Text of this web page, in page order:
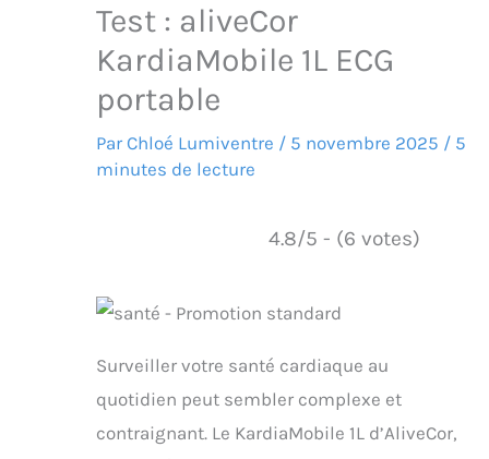
Test : aliveCor
KardiaMobile 1L ECG
portable
Par Chloé Lumiventre / 5 novembre 2025 / 5
minutes de lecture
4.8/5 - (6 votes)
Surveiller votre santé cardiaque au
quotidien peut sembler complexe et
contraignant. Le KardiaMobile 1L d’AliveCor,